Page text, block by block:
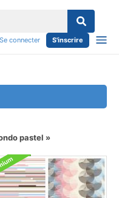
Se connecter S'inscrire
pastel